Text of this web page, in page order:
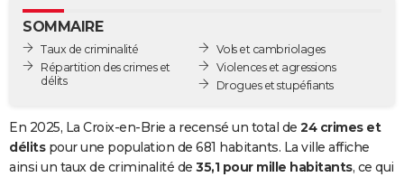
GUIDES D'ACHAT
BONS PLANS
Carte de Noël
Carte Bonne année
Carte Saint-Valentin
Carte Pâques
Carte d'anniversaire
DICTIONNAIRE
Dictionnaire
Biographies
Citations
Expressions
Proverbes
PROGRAMME TV
SOMMAIRE
Taux de criminalité
Répartition des crimes et
délits
Vols et cambriolages
Violences et agressions
Drogues et stupéfiants
En 2025, La Croix-en-Brie a recensé un total de 24 crimes et
délitspour une population de 681 habitants. La ville affiche
ainsi un taux de criminalité de 35,1 pour mille habitants, ce qui